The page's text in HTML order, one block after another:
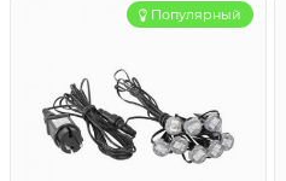
Популярный